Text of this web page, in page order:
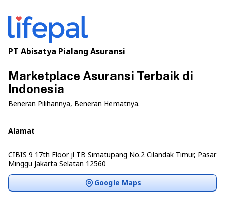
PT Abisatya Pialang Asuransi
Marketplace Asuransi Terbaik di
Indonesia
Beneran Pilihannya, Beneran Hematnya.
Alamat
CIBIS 9 17th Floor jl TB Simatupang No.2 Cilandak Timur, Pasar
Minggu Jakarta Selatan 12560
Google Maps